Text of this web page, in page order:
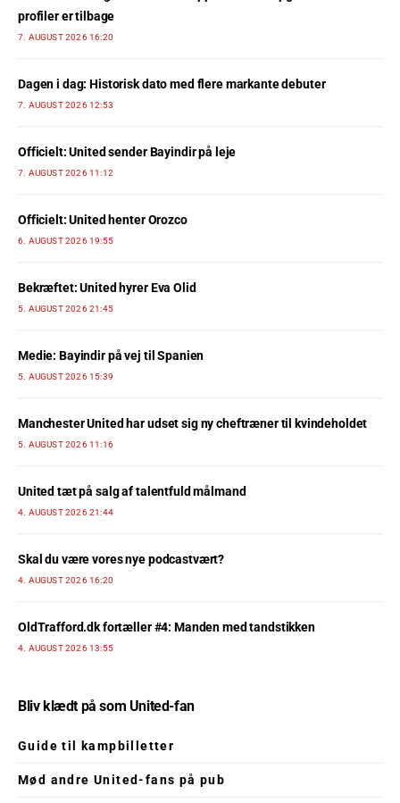
profiler er tilbage
7. AUGUST 2026 16:20
Dagen i dag: Historisk dato med flere markante debuter
7. AUGUST 2026 12:53
Officielt: United sender Bayindir på leje
7. AUGUST 2026 11:12
Officielt: United henter Orozco
6. AUGUST 2026 19:55
Bekræftet: United hyrer Eva Olid
5. AUGUST 2026 21:45
Medie: Bayindir på vej til Spanien
5. AUGUST 2026 15:39
Manchester United har udset sig ny cheftræner til kvindeholdet
5. AUGUST 2026 11:16
United tæt på salg af talentfuld målmand
4. AUGUST 2026 21:44
Skal du være vores nye podcastvært?
4. AUGUST 2026 16:20
OldTrafford.dk fortæller #4: Manden med tandstikken
4. AUGUST 2026 13:55
Bliv klædt på som United-fan
Guide til kampbilletter
Mød andre United-fans på pub